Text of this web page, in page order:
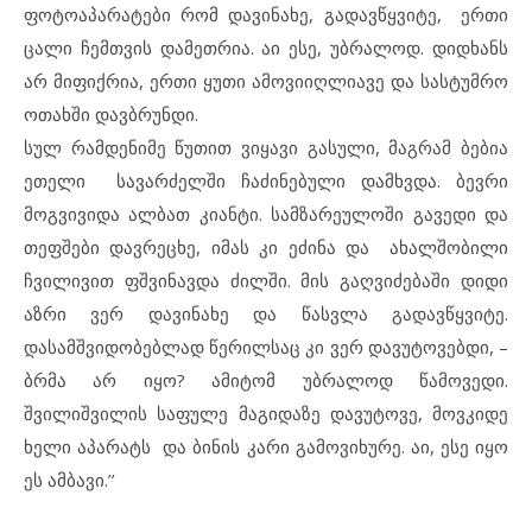
ფოტოაპარატები რომ დავინახე, გადავწყვიტე, ერთი
ცალი ჩემთვის დამეთრია. აი ესე, უბრალოდ. დიდხანს
არ მიფიქრია, ერთი ყუთი ამოვიიღლიავე და სასტუმრო
ოთახში დავბრუნდი.
სულ რამდენიმე წუთით ვიყავი გასული, მაგრამ ბებია
ეთელი სავარძელში ჩაძინებული დამხვდა. ბევრი
მოგვივიდა ალბათ კიანტი. სამზარეულოში გავედი და
თეფშები დავრეცხე, იმას კი ეძინა და ახალშობილი
ჩვილივით ფშვინავდა ძილში. მის გაღვიძებაში დიდი
აზრი ვერ დავინახე და წასვლა გადავწყვიტე.
დასამშვიდობებლად წერილსაც კი ვერ დავუტოვებდი, –
ბრმა არ იყო? ამიტომ უბრალოდ წამოვედი.
შვილიშვილის საფულე მაგიდაზე დავუტოვე, მოვკიდე
ხელი აპარატს და ბინის კარი გამოვიხურე. აი, ესე იყო
ეს ამბავი.’’